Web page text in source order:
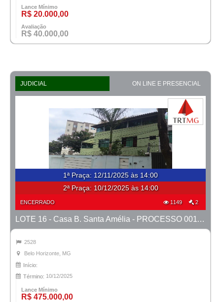
Lance Mínimo
R$ 20.000,00
Avaliação
R$ 40.000,00
JUDICIAL ON LINE E PRESENCIAL
1ª Praça: 12/11/2025 às 14:00
2ª Praça: 10/12/2025 às 14:00
ENCERRADO 1149 2
LOTE 16 - Casa B. Santa Amélia - PROCESSO 0011392-75.2017-19ª BH
2528
Belo Horizonte, MG
Início:
Término: 10/12/2025
Lance Mínimo
R$ 475.000,00